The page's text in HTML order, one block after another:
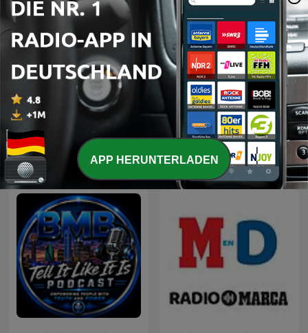
Zaa..
Prevenciós Központ
Podcast
APP HERUNTERLADEN